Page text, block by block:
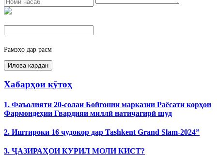
Рамзҳо дар расм
Хабарҳои кӯтоҳ
1. Фаъолияти 20-солаи Бойгонии марказии Раёсати корҳои
Фармондеҳии Гвардияи миллӣ натиҷагирӣ шуд
2. Иштироки 16 ҷудокор дар Tashkent Grand Slam-2024”
3. ҶАЗИРАҲОИ КУРИЛ МОЛИ КИСТ?